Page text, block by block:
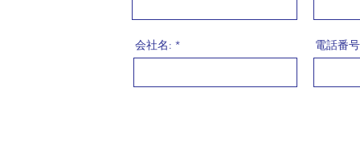
会社名: 電話番